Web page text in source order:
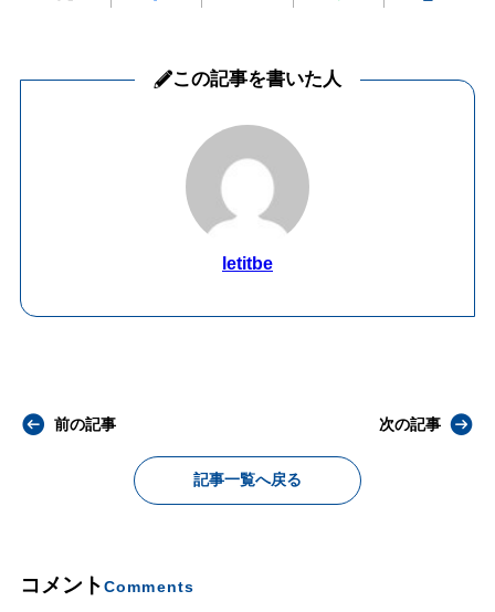
この記事を書いた人
letitbe
前の記事
記事一覧へ戻る
次の記事
コメントComments